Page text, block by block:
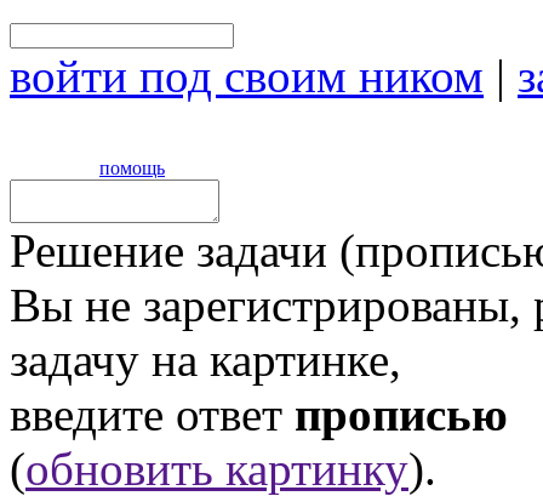
войти под своим ником |
помощь
Решение задачи
Вы не
задачу на картинке,
введите ответ прописью
(обновить картинку).